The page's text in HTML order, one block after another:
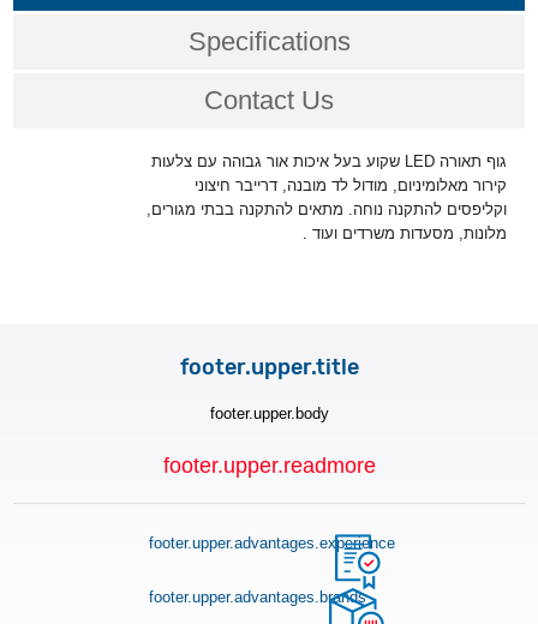
Specifications
Contact Us
גוף תאורהLED שקוע בעל איכות אור גבוהה עם צלעות
קירור מאלומיניום, מודול לד מובנה, דרייבר חיצוני
וקליפסים להתקנה נוחה. מתאים להתקנה בבתי מגורים,
מלונות, מסעדות משרדים ועוד .
footer.upper.title
footer.upper.body
footer.upper.readmore
footer.upper.advantages.experience
footer.upper.advantages.brands